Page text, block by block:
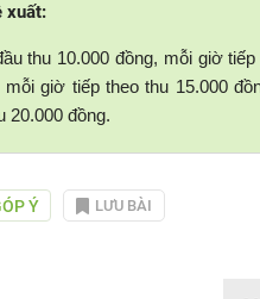
xuất:
thu 10.000 đồng, mỗi giờ
giờ tiếp theo thu 15.000
20.000 đồng.
Ý LƯU BÀI